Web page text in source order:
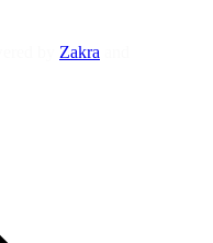
by Zakra